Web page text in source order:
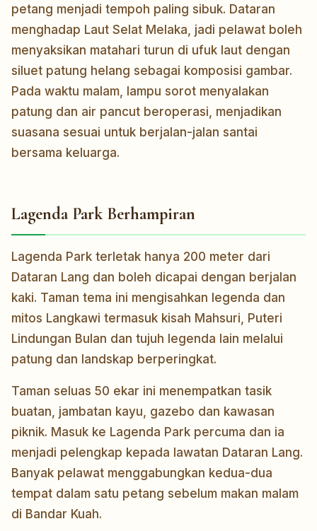
petang menjadi tempoh paling sibuk. Dataran
menghadap Laut Selat Melaka, jadi pelawat boleh
menyaksikan matahari turun di ufuk laut dengan
siluet patung helang sebagai komposisi gambar.
Pada waktu malam, lampu sorot menyalakan
patung dan air pancut beroperasi, menjadikan
suasana sesuai untuk berjalan-jalan santai
bersama keluarga.
Lagenda Park Berhampiran
Lagenda Park terletak hanya 200 meter dari
Dataran Lang dan boleh dicapai dengan berjalan
kaki. Taman tema ini mengisahkan legenda dan
mitos Langkawi termasuk kisah Mahsuri, Puteri
Lindungan Bulan dan tujuh legenda lain melalui
patung dan landskap berperingkat.
Taman seluas 50 ekar ini menempatkan tasik
buatan, jambatan kayu, gazebo dan kawasan
piknik. Masuk ke Lagenda Park percuma dan ia
menjadi pelengkap kepada lawatan Dataran Lang.
Banyak pelawat menggabungkan kedua-dua
tempat dalam satu petang sebelum makan malam
di Bandar Kuah.